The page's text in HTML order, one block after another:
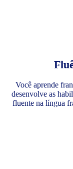
Você aprende
desenvolve as
fluente na língua